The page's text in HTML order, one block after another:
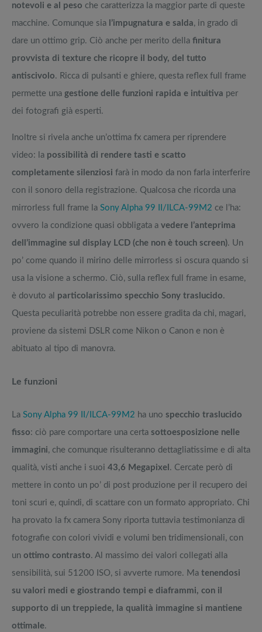
notevoli e al peso che caratterizza la maggior parte di queste
macchine. Comunque sia l’impugnatura e salda, in grado di
dare un ottimo grip. Ciò anche per merito della finitura
provvista di texture che ricopre il body, del tutto
antiscivolo. Ricca di pulsanti e ghiere, questa reflex full frame
permette una gestione delle funzioni rapida e intuitiva per
dei fotografi già esperti.
Inoltre si rivela anche un’ottima fx camera per riprendere
video: la possibilità di rendere tasti e scatto
completamente silenziosi farà in modo da non farla interferire
con il sonoro della registrazione. Qualcosa che ricorda una
mirrorless full frame la Sony Alpha 99 II/ILCA-99M2 ce l’ha:
ovvero la condizione quasi obbligata a vedere l’anteprima
dell’immagine sul display LCD (che non è touch screen). Un
po’ come quando il mirino delle mirrorless si oscura quando si
usa la visione a schermo. Ciò, sulla reflex full frame in esame,
è dovuto al particolarissimo specchio Sony traslucido.
Questa peculiarità potrebbe non essere gradita da chi, magari,
proviene da sistemi DSLR come Nikon o Canon e non è
abituato al tipo di manovra.
Le funzioni
La Sony Alpha 99 II/ILCA-99M2 ha uno specchio traslucido
fisso: ciò pare comportare una certa sottoesposizione nelle
immagini, che comunque risulteranno dettagliatissime e di alta
qualità, visti anche i suoi 43,6 Megapixel . Cercate però di
mettere in conto un po’ di post produzione per il recupero dei
toni scuri e, quindi, di scattare con un formato appropriato. Chi
ha provato la fx camera Sony riporta tuttavia testimonianza di
fotografie con colori vividi e volumi ben tridimensionali, con
un ottimo contrasto. Al massimo dei valori collegati alla
sensibilità, sui 51200 ISO, si avverte rumore. Ma tenendosi
su valori medi e giostrando tempi e diaframmi, con il
supporto di un treppiede, la qualità immagine si mantiene
ottimale.